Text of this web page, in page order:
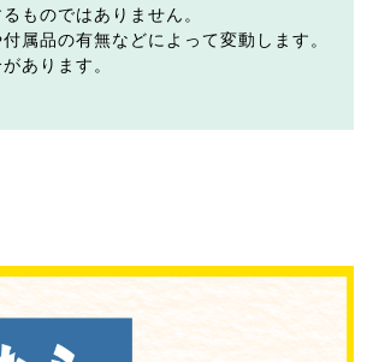
ものではありません。
属品の有無などによって変動します。
あります。